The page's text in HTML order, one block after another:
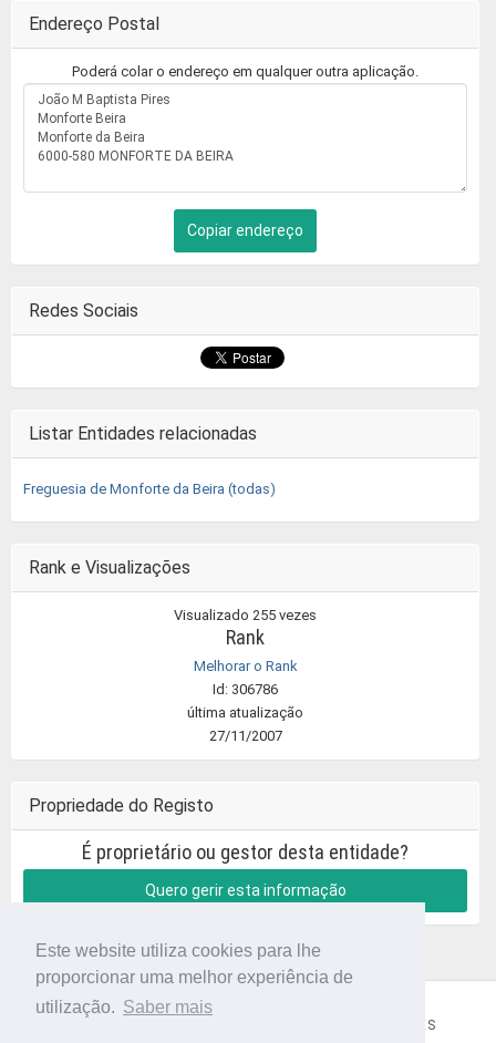
Este website utiliza cookies para lhe
proporcionar uma melhor experiência de
utilização. Saber mais
Endereço Postal
Poderá colar o endereço em qualquer outra aplicação.
Copiar endereço
Redes Sociais
Listar Entidades relacionadas
Freguesia de Monforte da Beira (todas)
Rank e Visualizações
Visualizado 255 vezes
Rank
Melhorar o Rank
Id: 306786
última atualização
27/11/2007
Propriedade do Registo
É proprietário ou gestor desta entidade?
Quero gerir esta informação
TERMOS E CONDIÇÕES